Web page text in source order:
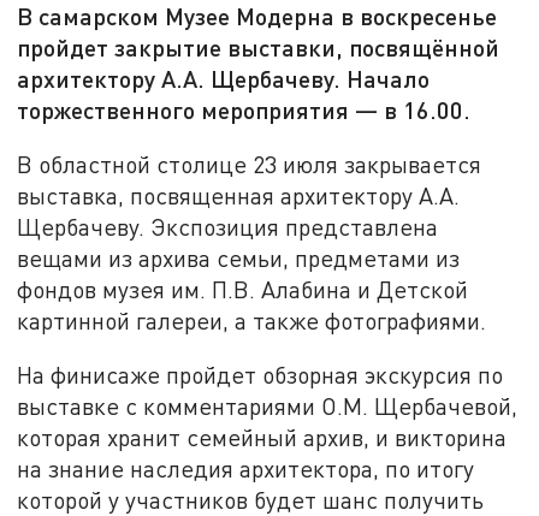
В самарском Музее Модерна в воскресенье
пройдет закрытие выставки, посвящённой
архитектору А.А. Щербачеву. Начало
торжественного мероприятия — в 16.00.
В областной столице 23 июля закрывается
выставка, посвященная архитектору А.А.
Щербачеву. Экспозиция представлена
вещами из архива семьи, предметами из
фондов музея им. П.В. Алабина и Детской
картинной галереи, а также фотографиями.
На финисаже пройдет обзорная экскурсия по
выставке с комментариями О.М. Щербачевой,
которая хранит семейный архив, и викторина
на знание наследия архитектора, по итогу
которой у участников будет шанс получить